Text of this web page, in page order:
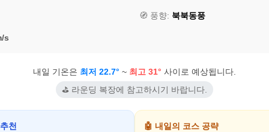
🧭 풍향: 북북동풍
s
내일 기온은 최저 22.7° ~ 최고 31° 사이로 예상됩니다.
⛳ 라운딩 복장에 참고하시기 바랍니다.
천 🤖 내일의 코스 공략